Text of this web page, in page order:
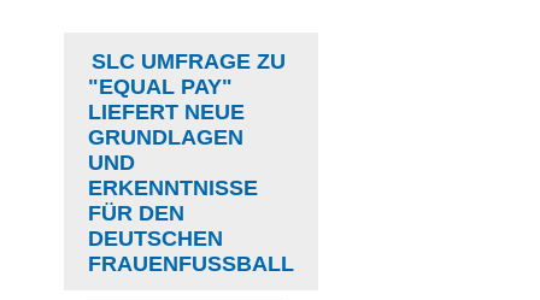
SLC UMFRAGE ZU
"EQUAL PAY"
LIEFERT NEUE
GRUNDLAGEN
UND
ERKENNTNISSE
FÜR DEN
DEUTSCHEN
FRAUENFUSSBALL